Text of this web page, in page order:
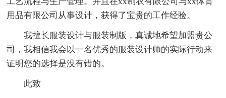
用品有限公司从事设计，获得了宝贵的工作经验。
我擅长服装设计与服装制版，真诚地希望加盟贵公
司，我相信我会以一名优秀的服装设计师的实际行动来
证明您的选择是没有错的。
此致